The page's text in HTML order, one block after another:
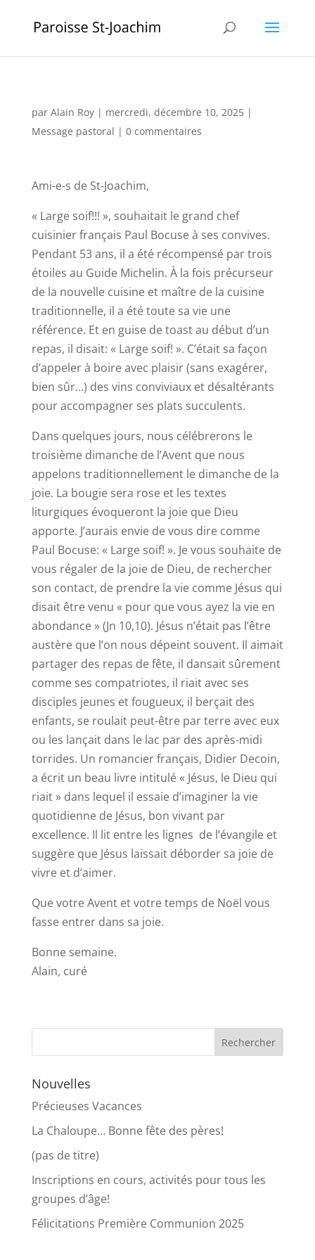
par Alain Roy| mercredi, décembre 10, 2025|
Message pastoral | 0 commentaires
Ami-e-s de St-Joachim,
« Large soif!!! », souhaitait le grand chef
cuisinier français Paul Bocuse à ses convives.
Pendant 53 ans, il a été récompensé par trois
étoiles au Guide Michelin. À la fois précurseur
de la nouvelle cuisine et maître de la cuisine
traditionnelle, il a été toute sa vie une
référence. Et en guise de toast au début d’un
repas, il disait: « Large soif! ». C’était sa façon
d’appeler à boire avec plaisir (sans exagérer,
bien sûr…) des vins conviviaux et désaltérants
pour accompagner ses plats succulents.
Dans quelques jours, nous célébrerons le
troisième dimanche de l’Avent que nous
appelons traditionnellement le dimanche de la
joie. La bougie sera rose et les textes
liturgiques évoqueront la joie que Dieu
apporte. J’aurais envie de vous dire comme
Paul Bocuse: « Large soif! ». Je vous souhaite de
vous régaler de la joie de Dieu, de rechercher
son contact, de prendre la vie comme Jésus qui
disait être venu « pour que vous ayez la vie en
abondance » (Jn 10,10). Jésus n’était pas l’être
austère que l’on nous dépeint souvent. Il aimait
partager des repas de fête, il dansait sûrement
comme ses compatriotes, il riait avec ses
disciples jeunes et fougueux, il berçait des
enfants, se roulait peut-être par terre avec eux
ou les lançait dans le lac par des après-midi
torrides. Un romancier français, Didier Decoin,
a écrit un beau livre intitulé « Jésus, le Dieu qui
riait » dans lequel il essaie d’imaginer la vie
quotidienne de Jésus, bon vivant par
excellence. Il lit entre les lignes de l’évangile et
suggère que Jésus laissait déborder sa joie de
vivre et d’aimer.
Que votre Avent et votre temps de Noël vous
fasse entrer dans sa joie.
Bonne semaine.
Alain, curé
Nouvelles
Précieuses Vacances
La Chaloupe… Bonne fête des pères!
(pas de titre)
Inscriptions en cours, activités pour tous les
groupes d’âge!
Félicitations Première Communion 2025